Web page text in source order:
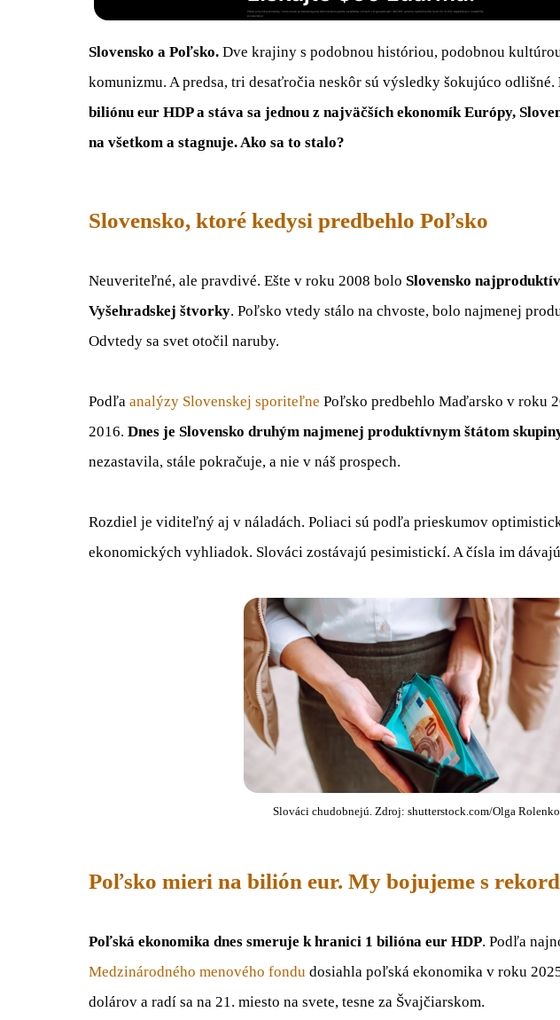
Slovensko a Poľsko. Dve krajiny s podobnou históriou, podobnou
komunizmu. A predsa, tri desaťročia neskôr sú výsledky šokujúco odlišné.
biliónu eur HDP a stáva sa jednou z najväčších ekonomík Európy,
na všetkom a stagnuje. Ako sa to stalo?
Slovensko, ktoré kedysi predbehlo Poľsko
Neuveriteľné, ale pravdivé. Ešte v roku 2008 bolo Slovensko
Vyšehradskej štvorky. Poľsko vtedy stálo na chvoste, bolo najmenej
Odvtedy sa svet otočil naruby.
Podľa analýzy Slovenskej sporiteľne Poľsko predbehlo Maďarsko v roku
2016. Dnes je Slovensko druhým najmenej produktívnym štátom
nezastavila, stále pokračuje, a nie v náš prospech.
Rozdiel je viditeľný aj v náladách. Poliaci sú podľa prieskumov
ekonomických vyhliadok. Slováci zostávajú pesimistickí. A čísla im
Slováci chudobnejú. Zdroj: shutterstock.com/Olga Rolenko
Poľsko mieri na bilión eur. My bojujeme s
Poľská ekonomika dnes smeruje k hranici 1 bilióna eur HDP. Podľa
Medzinárodného menového fondu dosiahla poľská ekonomika v roku
dolárov a radí sa na 21. miesto na svete, tesne za Švajčiarskom.